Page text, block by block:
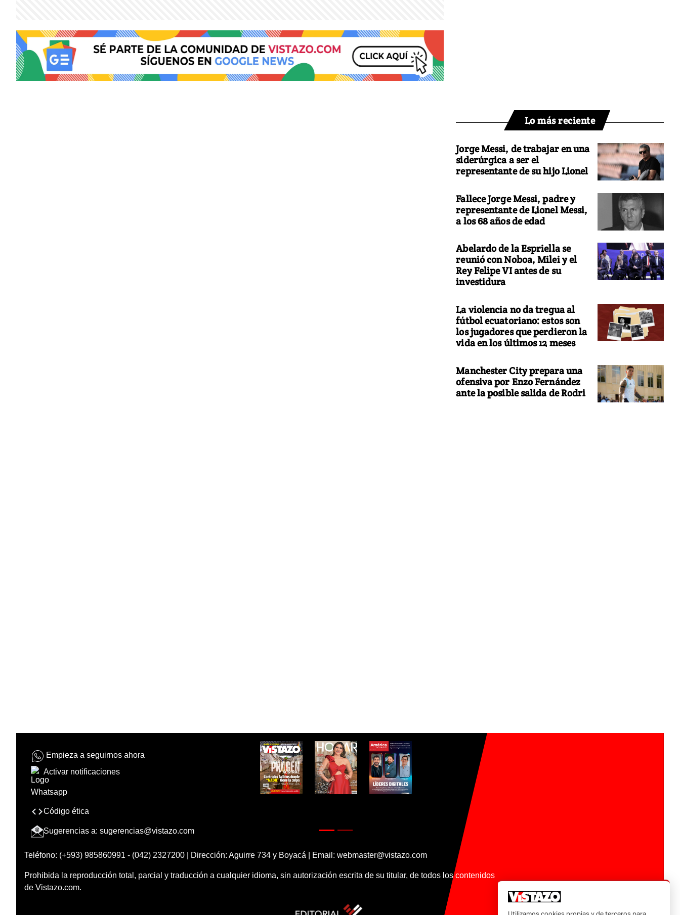
Lo más reciente
Jorge Messi, de trabajar en una
siderúrgica a ser el
representante de su hijo Lionel
Fallece Jorge Messi, padre y
representante de Lionel Messi,
a los 68 años de edad
Abelardo de la Espriella se
reunió con Noboa, Milei y el
Rey Felipe VI antes de su
investidura
La violencia no da tregua al
fútbol ecuatoriano: estos son
los jugadores que perdieron la
vida en los últimos 12 meses
Manchester City prepara una
ofensiva por Enzo Fernández
ante la posible salida de Rodri
Empieza a seguirnos ahora
Activar notificaciones
Código ética
Sugerencias a: sugerencias@vistazo.com
Teléfono: (+593) 985860991 - (042) 2327200 | Dirección: Aguirre 734 y Boyacá | Email: webmaster@vistazo.com
Prohibida la reproducción total, parcial y traducción a cualquier idioma, sin autorización escrita de su titular, de todos los contenidos
de Vistazo.com.